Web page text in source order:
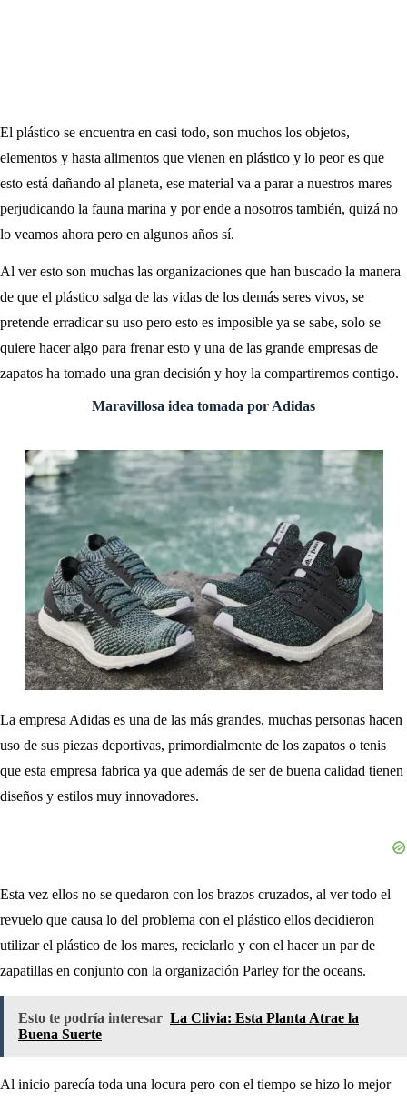
El plástico se encuentra en casi todo, son muchos los objetos,
elementos y hasta alimentos que vienen en plástico y lo peor es que
esto está dañando al planeta, ese material va a parar a nuestros mares
perjudicando la fauna marina y por ende a nosotros también, quizá no
lo veamos ahora pero en algunos años sí.
Al ver esto son muchas las organizaciones que han buscado la manera
de que el plástico salga de las vidas de los demás seres vivos, se
pretende erradicar su uso pero esto es imposible ya se sabe, solo se
quiere hacer algo para frenar esto y una de las grande empresas de
zapatos ha tomado una gran decisión y hoy la compartiremos contigo.
Maravillosa idea tomada por Adidas
La empresa Adidas es una de las más grandes, muchas personas hacen
uso de sus piezas deportivas, primordialmente de los zapatos o tenis
que esta empresa fabrica ya que además de ser de buena calidad tienen
diseños y estilos muy innovadores.
Esta vez ellos no se quedaron con los brazos cruzados, al ver todo el
revuelo que causa lo del problema con el plástico ellos decidieron
utilizar el plástico de los mares, reciclarlo y con el hacer un par de
zapatillas en conjunto con la organización Parley for the oceans.
Esto te podría interesar La Clivia: Esta Planta Atrae la
Buena Suerte
Al inicio parecía toda una locura pero con el tiempo se hizo lo mejor